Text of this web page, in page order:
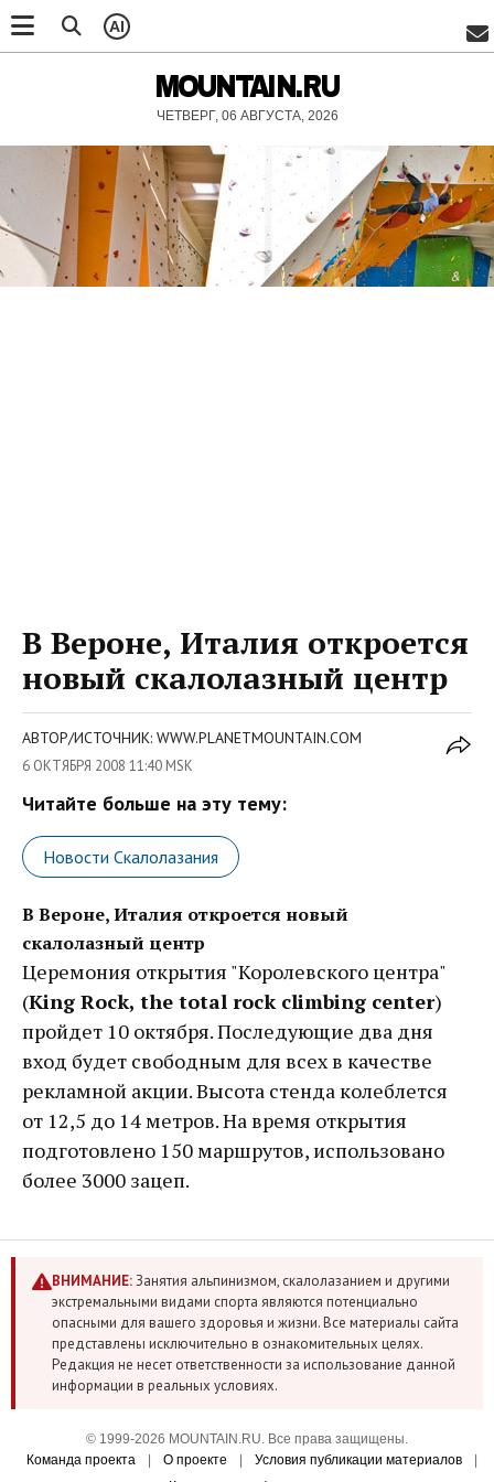
AI
MOUNTAIN.RU
ЧЕТВЕРГ, 06 АВГУСТА, 2026
В Вероне, Италия откроется
новый скалолазный центр
АВТОР/ИСТОЧНИК: WWW.PLANETMOUNTAIN.COM
6 ОКТЯБРЯ 2008 11:40 MSK
Читайте больше на эту тему:
Новости Скалолазания
В Вероне, Италия откроется новый
скалолазный центр
Церемония открытия "Королевского центра"
(King Rock, the total rock climbing center)
пройдет 10 октября. Последующие два дня
вход будет свободным для всех в качестве
рекламной акции. Высота стенда колеблется
от 12,5 до 14 метров. На время открытия
подготовлено 150 маршрутов, использовано
более 3000 зацеп.
ВНИМАНИЕ:Занятия альпинизмом, скалолазанием и другими
экстремальными видами спорта являются потенциально
опасными для вашего здоровья и жизни. Все материалы сайта
представлены исключительно в ознакомительных целях.
Редакция не несет ответственности за использование данной
информации в реальных условиях.
© 1999-2026 MOUNTAIN.RU. Все права защищены.
Команда проекта
О проекте Условия публикации материалов